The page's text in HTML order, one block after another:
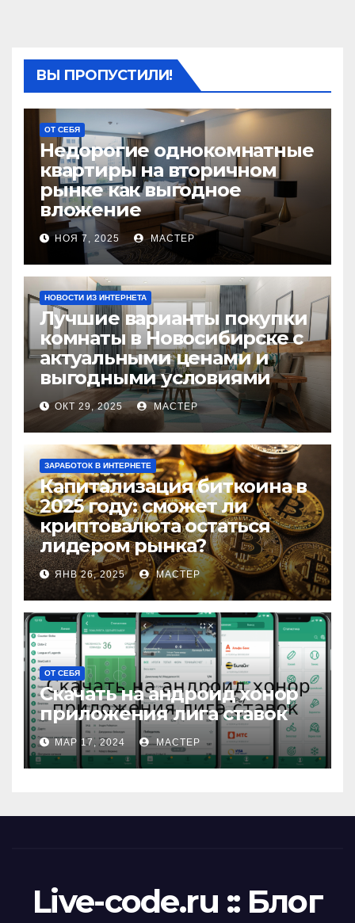
ВЫ ПРОПУСТИЛИ!
ОТ СЕБЯ
Недорогие однокомнатные
квартиры на вторичном
рынке как выгодное
вложение
НОЯ 7, 2025 МАСТЕР
НОВОСТИ ИЗ ИНТЕРНЕТА
Лучшие варианты покупки
комнаты в Новосибирске с
актуальными ценами и
выгодными условиями
ОКТ 29, 2025 МАСТЕР
ЗАРАБОТОК В ИНТЕРНЕТЕ
Капитализация биткоина в
2025 году: сможет ли
криптовалюта остаться
лидером рынка?
ЯНВ 26, 2025 МАСТЕР
ОТ СЕБЯ
Скачать на андроид хонор
приложения лига ставок
МАР 17, 2024 МАСТЕР
Live-code.ru :: Блог